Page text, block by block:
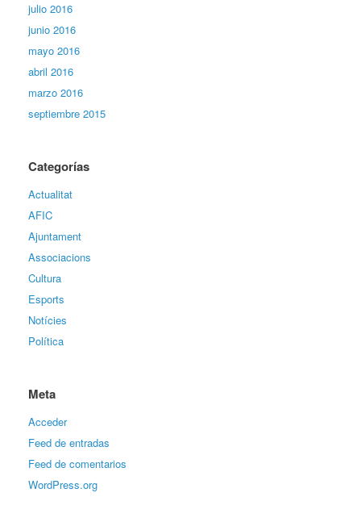
julio 2016
junio 2016
mayo 2016
abril 2016
marzo 2016
septiembre 2015
Categorías
Actualitat
AFIC
Ajuntament
Associacions
Cultura
Esports
Notícies
Política
Meta
Acceder
Feed de entradas
Feed de comentarios
WordPress.org